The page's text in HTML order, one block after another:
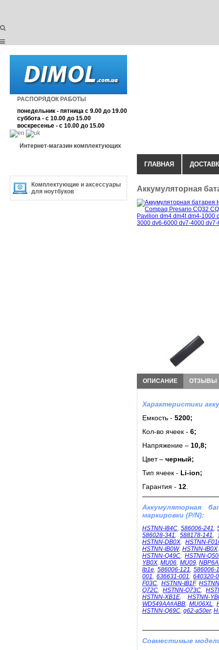
РАСПОРЯДОК РАБОТЫ
понедельник - пятница с 9.00 до 19.00
суббота - с 10.00 до 15.00
воскресенье - с 10.00 до 15.00
Интернет-магазин комплектующих
Комплектующие и аксессуары
для ноутбуков
ГЛАВНАЯ
Аккумуляторная
ОПИСАНИЕ ОТЗЫВЫ
Характеристики
Емкость - 5200;
Кол-во ячеек - 6;
Напряжение – 10,8;
Цвет – черный;
Тип ячеек - Li-ion;
Гарантия - 12
Аккумуляторная
маркировки (P/N):
HSTNN-I84C,586006-241,
586028-341,588178-141,
HSTNN-DB0X,HSTNN-
HSTNN-IB0W, HSTNN-IB0X
HSTNN-Q49C,HSTNN-
YB0X,MU06, MU09,
lb1e, 586006-121, 586006-
001,636631-001,640320-
F03C, HSTNN-IB1F,
Q72C,HSTNN-Q73C,
HSTNN-XB1E, HSTNN-
WD549AA#ABB, MU06XL,
HSTNN-Q69C, g62-a50er,
Совместимые